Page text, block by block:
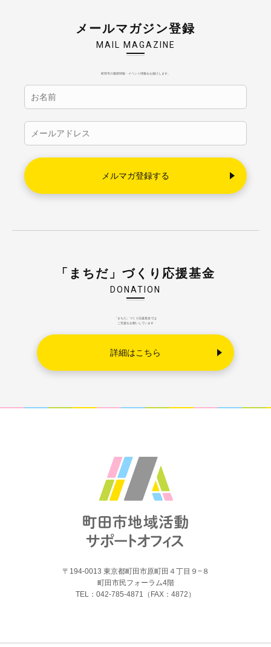
メールマガジン登録
MAIL MAGAZINE
町田市の最新情報・イベント情報をお届けします。
「まちだ」づくり応援基金
DONATION
「まちだ」づくり応援基金では
ご支援をお願いしています
詳細はこちら
〒194-0013 東京都町田市原町田４丁目９−８
町田市民フォーラム4階
TEL：042-785-4871（FAX：4872）